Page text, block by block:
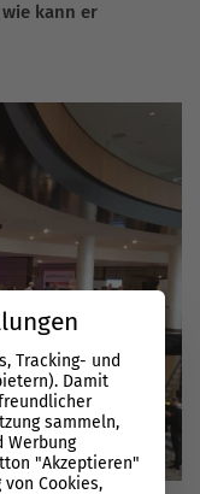
kann er
Tracking- und
Damit
sammeln,
Werbung
"Akzeptieren"
Cookies,